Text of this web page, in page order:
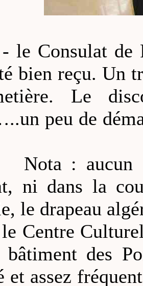
de
bien reçu. Un
Le
peu de
aucun
ni dans la
le drapeau
Culturel
bâtiment des
et assez